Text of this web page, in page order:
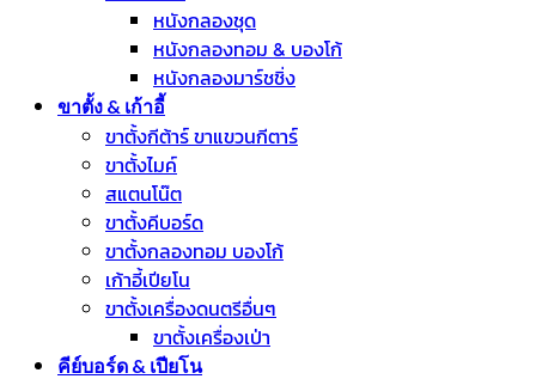
หนังกลองชุด
หนังกลองทอม & บองโก้
หนังกลองมาร์ชชิ่ง
ขาตั้ง & เก้าอี้
ขาตั้งกีต้าร์ ขาแขวนกีตาร์
ขาตั้งไมค์
สแตนโน๊ต
ขาตั้งคีบอร์ด
ขาตั้งกลองทอม บองโก้
เก้าอี้เปียโน
ขาตั้งเครื่องดนตรีอื่นๆ
ขาตั้งเครื่องเป่า
คีย์บอร์ด & เปียโน